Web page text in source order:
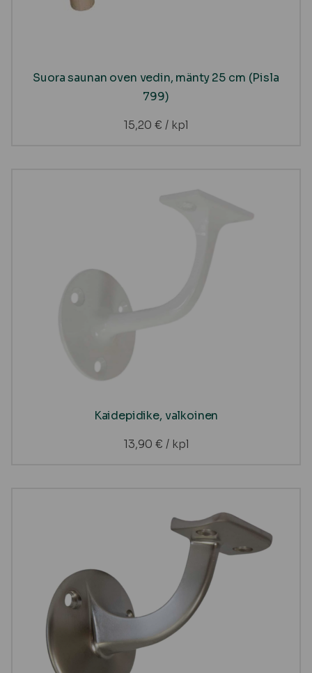
Suora saunan oven vedin, mänty 25 cm (Pisla
799)
15,20 € / kpl
Kaidepidike, valkoinen
13,90 € / kpl